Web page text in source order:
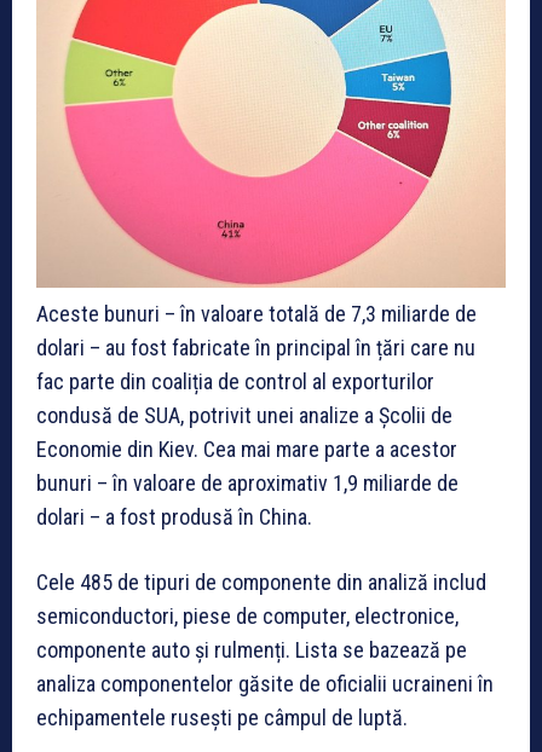
Aceste bunuri – în valoare totală de 7,3 miliarde de
dolari – au fost fabricate în principal în țări care nu
fac parte din coaliția de control al exporturilor
condusă de SUA, potrivit unei analize a Școlii de
Economie din Kiev. Cea mai mare parte a acestor
bunuri – în valoare de aproximativ 1,9 miliarde de
dolari – a fost produsă în China.
Cele 485 de tipuri de componente din analiză includ
semiconductori, piese de computer, electronice,
componente auto și rulmenți. Lista se bazează pe
analiza componentelor găsite de oficialii ucraineni în
echipamentele rusești pe câmpul de luptă.